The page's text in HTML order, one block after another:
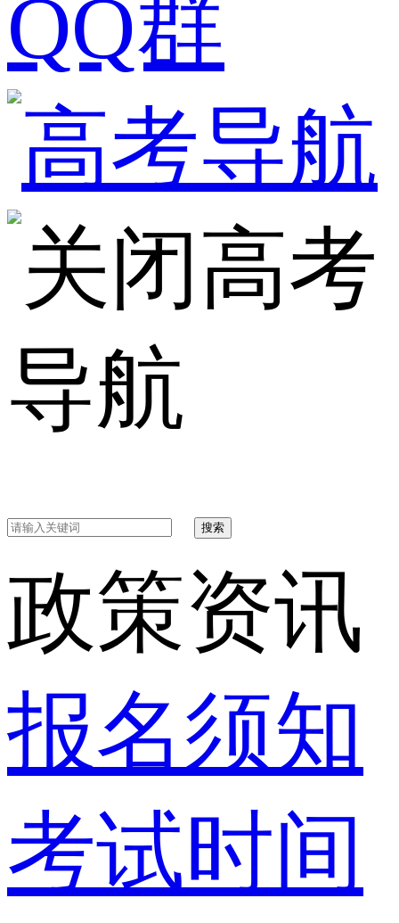
QQ群
高考
导航
搜索
政策资讯
报名须知
考试时间